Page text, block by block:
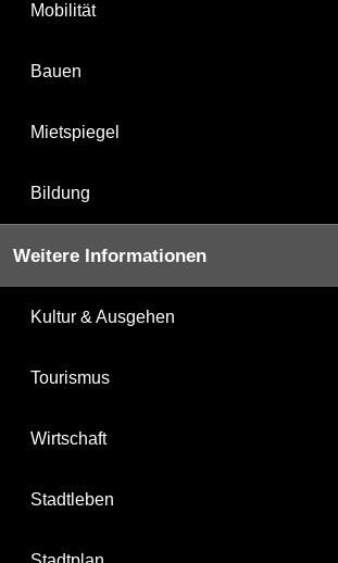
Mobilität
Bauen
Mietspiegel
Bildung
Weitere Informationen
Kultur & Ausgehen
Tourismus
Wirtschaft
Stadtleben